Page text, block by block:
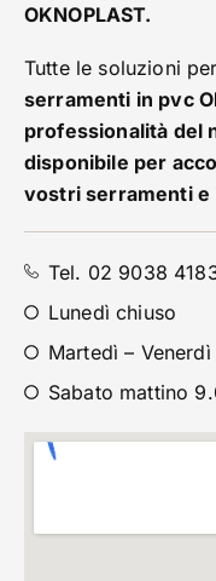
OKNOPLAST.
Tutte le soluzioni
serramenti in pvc
professionalità del
disponibile per
vostri serramenti e
Tel. 02 9038
Lunedì chiuso
Martedì –
Sabato mattino